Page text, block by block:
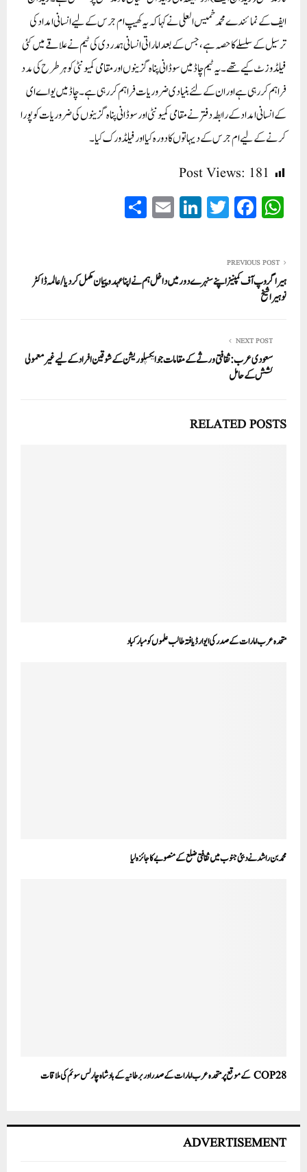
ایف کے نمائندے محمد خميس العلی نے کہا کہ یہ کھیپ ام جرس کے لیے انسانی امداد کی
ترسیل کے سلسلے کا حصہ ہے، جس کے بعد اماراتی انسانی ہمدردی کی ٹیم نے علاقے میں کئی
فیلڈ وزٹ کیے تھے۔یہ ٹیم چاڈ میں سوڈانی پناہ گزینوں اور مقامی کمیونٹی کو ہر طرح کی مدد
فراہم کررہی ہے اور ان کے لئے بنیادی ضروریات فراہم کررہی ہے۔چاڈ میں یو اے ای
کے انسانی امداد کے رابطہ دفتر نے مقامی کمیونٹی اور سوڈانی پناہ گزینوں کی ضروریات کو پورا
کرنے کے لیے ام جرس کے دیہاتوں کا دورہ کیا اور فیلڈ ورک کیا۔
Post Views: 181
W
ha
A
pp
Fa
ce
ok
T
wi
r
Li
nk
In
E
m
PREVIOUS POST
ہیرا گروپ آف کمپنیز اپنے سنہرے دور میں داخل ہم نے اپنا عہد وپیمان مکمل کر دیا / عالمہ ڈاکٹر
نوہیرا شیخ
NEXT POST
سعودی عرب:ثقافتی ورثےکےمقامات جوایکسپلوریشن کےشوقین افرادکے لیےغیرمعمولی
کشش کے حامل
RELATED POSTS
متحدہ عرب امارات کے صدر کی ایوارڈ یافتہ طالب علموں کو مبارکباد
محمد بن راشد نے دبئی جنوب میں ثقافتی ضلع کے منصوبے کا جائزہ لیا
COP28 کے موقع پرمتحدہ عرب امارات کے صدر اور برطانیہ کے بادشاہ چارلس سوئم کی ملاقات
ADVERTISEMENT